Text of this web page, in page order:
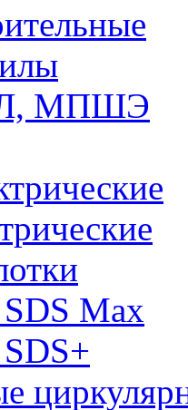
МПШЭ
Max